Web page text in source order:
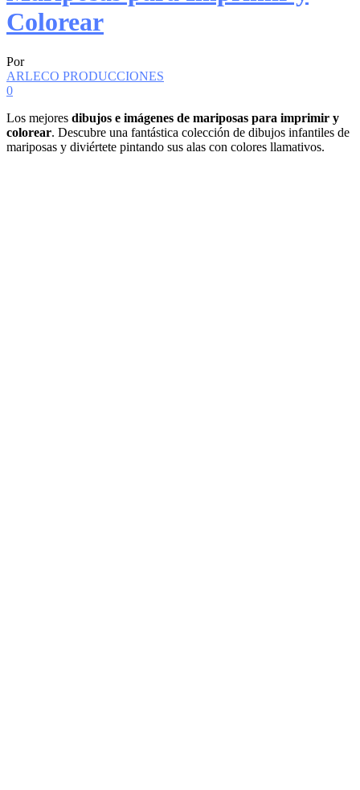
Colorear
Por
ARLECO PRODUCCIONES
0
Los mejores dibujos e imágenes de mariposas para imprimir y
colorear. Descubre una fantástica colección de dibujos infantiles de
mariposas y diviértete pintando sus alas con colores llamativos.